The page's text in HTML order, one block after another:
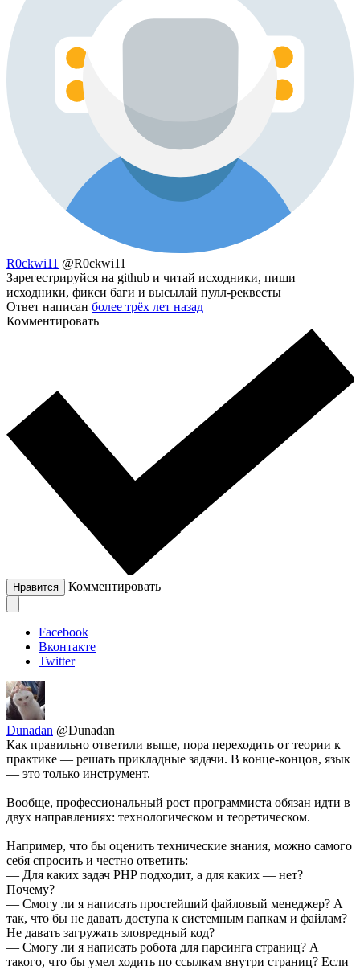
R0ckwi11 @R0ckwi11
Зарегестрируйся на github и читай исходники, пиши
исходники, фикси баги и высылай пулл-реквесты
Ответ написан более трёх лет назад
Комментировать
Нравится Комментировать
Facebook
Вконтакте
Twitter
Dunadan @Dunadan
Как правильно ответили выше, пора переходить от теории к
практике — решать прикладные задачи. В конце-концов, язык
— это только инструмент.
Вообще, профессиональный рост программиста обязан идти в
двух направлениях: технологическом и теоретическом.
Например, что бы оценить технические знания, можно самого
себя спросить и честно ответить:
— Для каких задач PHP подходит, а для каких — нет?
Почему?
— Смогу ли я написать простейший файловый менеджер? А
так, что бы не давать доступа к системным папкам и файлам?
Не давать загружать зловредный код?
— Смогу ли я написать робота для парсинга страниц? А
такого, что бы умел ходить по ссылкам внутри страниц? Если